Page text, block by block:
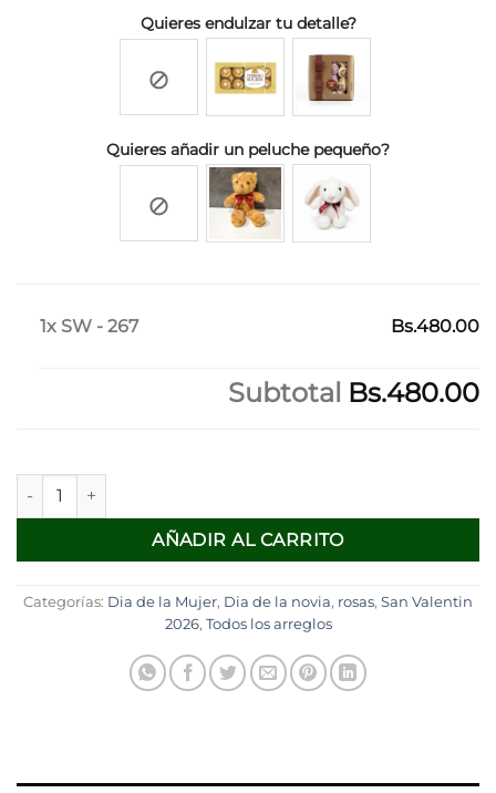
Quieres endulzar tu detalle?
Quieres añadir un peluche pequeño?
1x SW - 267 Bs.480.00
Subtotal Bs.480.00
SW - 267 cantidad
AÑADIR AL CARRITO
Categorías: Dia de la Mujer, Dia de la novia, rosas, San Valentin
2026, Todos los arreglos